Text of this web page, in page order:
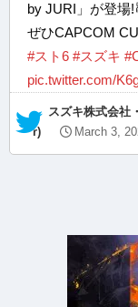
by JURI」が登
ぜひCAPCOM
#スト6 #スズキ
pic.twitter.com/
— スズキ株式会社・ 国内二輪公式アカウント (@suzukicojpmoto
r)
March 3,